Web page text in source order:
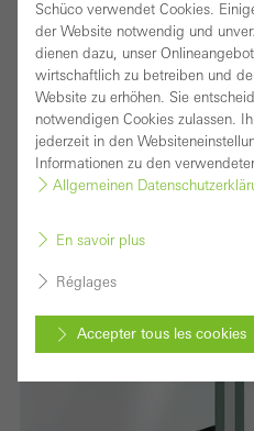
plus diverses peuvent être
l’enveloppe du bâtiment :
fenêtre en bande filante ou
systèmes de façade Schüco,
flottante ».
en savoir plus
ADS 80 FR 30
Schüco verwendet Cookies.
der Website notwendig und
dienen dazu, unser
wirtschaftlich zu betreiben und
Website zu erhöhen. Sie
notwendigen Cookies zulassen.
jederzeit in den
Informationen zu den
Allgemeinen
En savoir plus
Réglages
Accepter tous les cookies